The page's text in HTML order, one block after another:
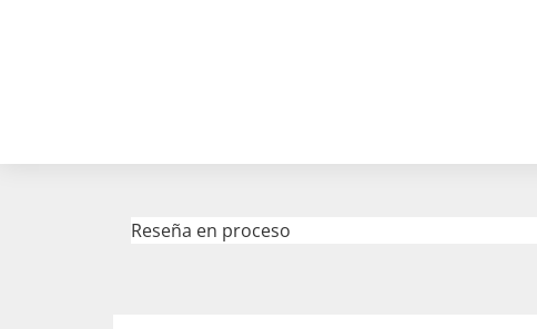
Reseña en proceso